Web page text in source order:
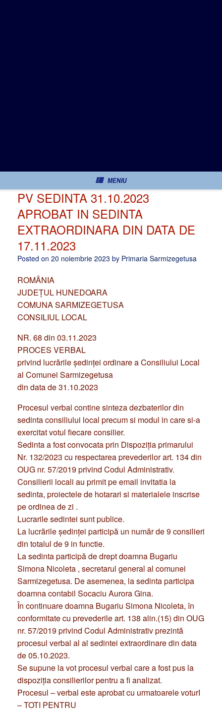
PV SEDINTA 31.10.2023
APROBAT IN SEDINTA
EXTRAORDINARA DIN DATA DE
17.11.2023
Posted on 20 noiembrie 2023 by Primaria Sarmizegetusa
ROMÂNIA
JUDEŢUL HUNEDOARA
COMUNA SARMIZEGETUSA
CONSILIUL LOCAL
NR. 68 din 03.11.2023
PROCES VERBAL
privind lucrările şedinţei ordinare a Consiliului Local
al Comunei Sarmizegetusa
din data de 31.10.2023
Procesul verbal contine sinteza dezbaterilor din
sedinta consiliului local precum si modul in care si-a
exercitat votul fiecare consilier.
Sedinta a fost convocata prin Dispoziţia primarului
Nr. 132/2023 cu respectarea prevederilor art. 134 din
OUG nr. 57/2019 privind Codul Administrativ.
Consilierii locali au primit pe email invitatia la
sedinta, proiectele de hotarari si materialele inscrise
pe ordinea de zi .
Lucrarile sedintei sunt publice.
La lucrările şedinţei participă un număr de 9 consilieri
din totalul de 9 in functie.
La sedinta participă de drept doamna Bugariu
Simona Nicoleta , secretarul general al comunei
Sarmizegetusa. De asemenea, la sedinta participa
doamna contabil Socaciu Aurora Gina.
În continuare doamna Bugariu Simona Nicoleta, în
conformitate cu prevederile art. 138 alin.(15) din OUG
nr. 57/2019 privind Codul Administrativ prezintă
procesul verbal al al sedintei extraordinare din data
de 05.10.2023.
Se supune la vot procesul verbal care a fost pus la
dispoziţia consilierilor pentru a fi analizat.
Procesul – verbal este aprobat cu urmatoarele voturI
– TOTI PENTRU